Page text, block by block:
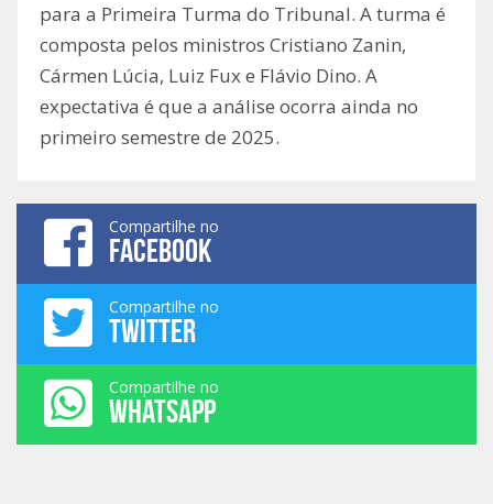
para a Primeira Turma do Tribunal. A turma é
composta pelos ministros Cristiano Zanin,
Cármen Lúcia, Luiz Fux e Flávio Dino. A
expectativa é que a análise ocorra ainda no
primeiro semestre de 2025.
Compartilhe no
FACEBOOK
Compartilhe no
TWITTER
Compartilhe no
WHATSAPP